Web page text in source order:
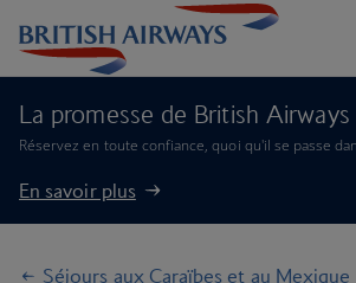
La promesse de British
Réservez en toute confiance, quoi qu'il se passe
En savoir plus
Séjours aux Caraïbes et au Mexique